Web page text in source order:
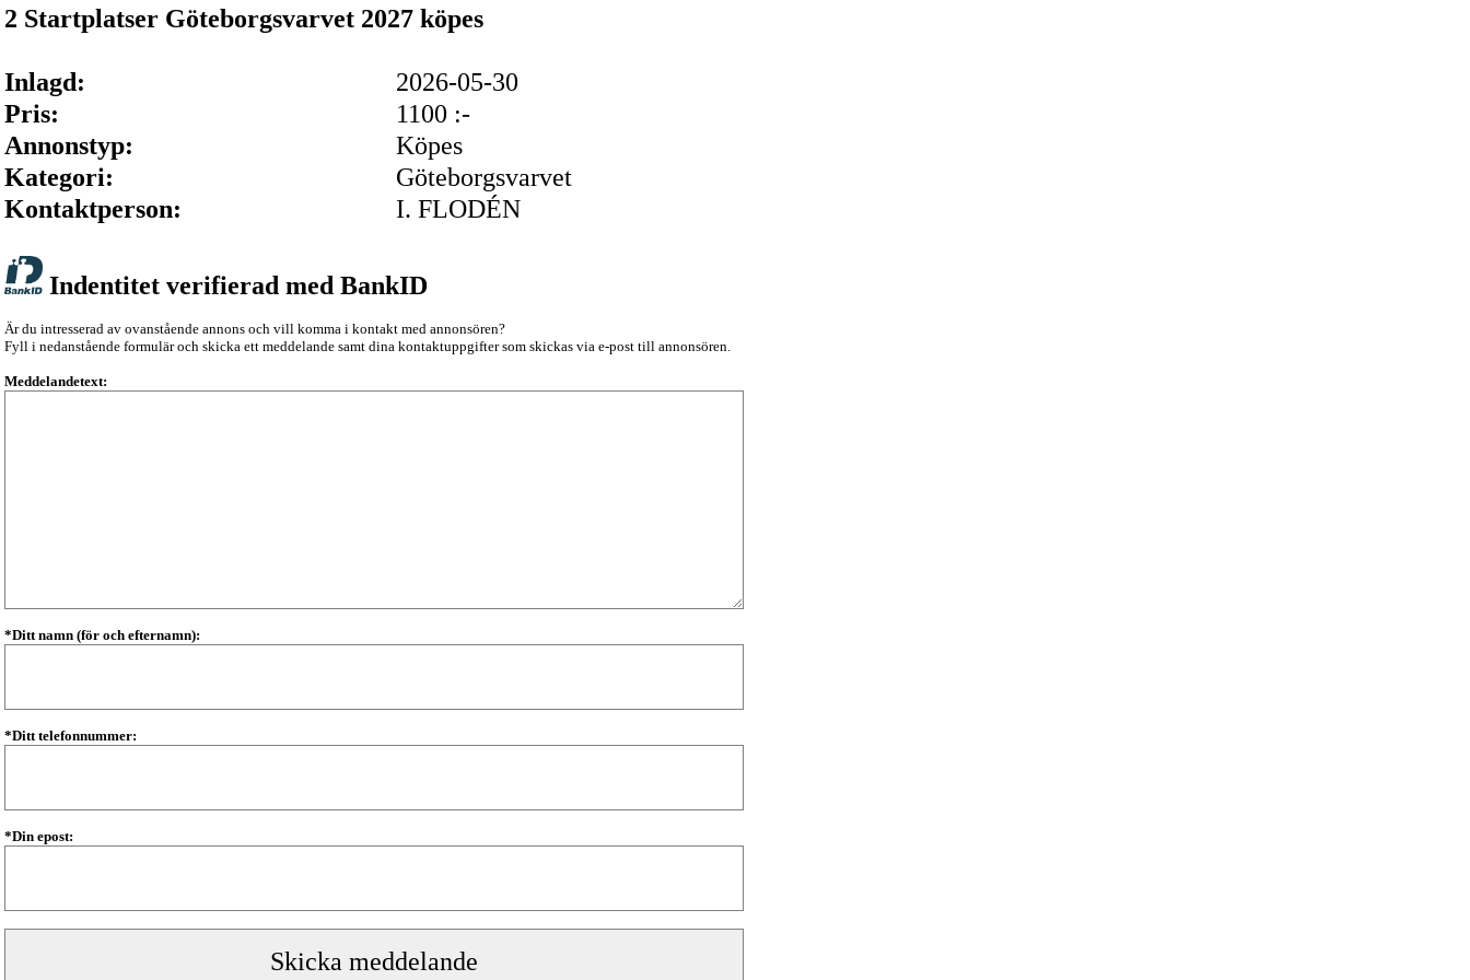
2 Startplatser Göteborgsvarvet 2027 köpes
Inlagd:
2026-05-30
Pris:
1100 :-
Annonstyp:
Köpes
Kategori:
Göteborgsvarvet
Kontaktperson:
I. FLODÉN
Indentitet verifierad med BankID
Är du intresserad av ovanstående annons och vill komma i kontakt med annonsören?
Fyll i nedanstående formulär och skicka ett meddelande samt dina kontaktuppgifter som skickas via e-post till annonsören.
Meddelandetext:
*Ditt namn (för och efternamn):
*Ditt telefonnummer:
*Din epost: